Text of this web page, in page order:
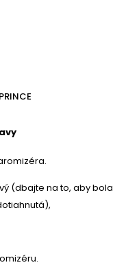
(dbajte na to, aby bola